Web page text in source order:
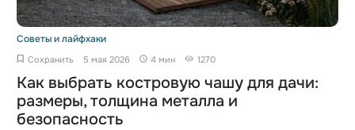
Советы и лайфхаки
Сохранить 5 мая 2026 4 мин 1270
Как выбрать костровую чашу для дачи:
размеры, толщина металла и
безопасность